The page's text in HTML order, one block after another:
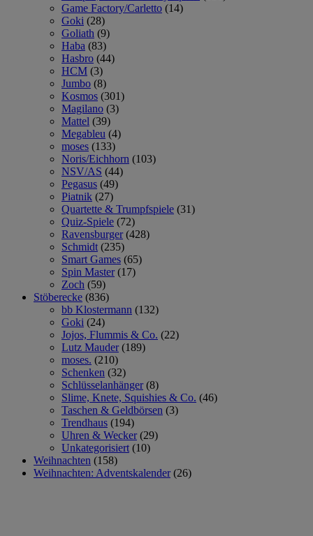
Game Factory/Carletto (14)
Goki (28)
Goliath (9)
Haba (83)
Hasbro (44)
HCM (3)
Jumbo (8)
Kosmos (301)
Magilano (3)
Mattel (39)
Megableu (4)
moses (133)
Noris/Eichhorn (103)
NSV/AS (44)
Pegasus (49)
Piatnik (27)
Quartette & Trumpfspiele (31)
Quiz-Spiele (72)
Ravensburger (428)
Schmidt (235)
Smart Games (65)
Spin Master (17)
Zoch (59)
Stöberecke (836)
bb Klostermann (132)
Goki (24)
Jojos, Flummis & Co. (22)
Lutz Mauder (189)
moses. (210)
Schenken (32)
Schlüsselanhänger (8)
Slime, Knete, Squishies & Co. (46)
Taschen & Geldbörsen (3)
Trendhaus (194)
Uhren & Wecker (29)
Unkategorisiert (10)
Weihnachten (158)
Weihnachten: Adventskalender (26)